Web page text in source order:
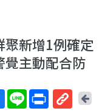
聚新增1例確定
覺主動配合防
回